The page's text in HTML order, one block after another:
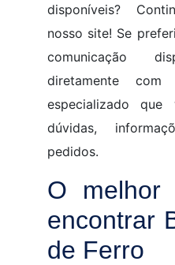
disponíveis?
nosso site! Se
comunicação
diretamente com
especializado
dúvidas,
pedidos.
O melhor
encontrar
de Ferro